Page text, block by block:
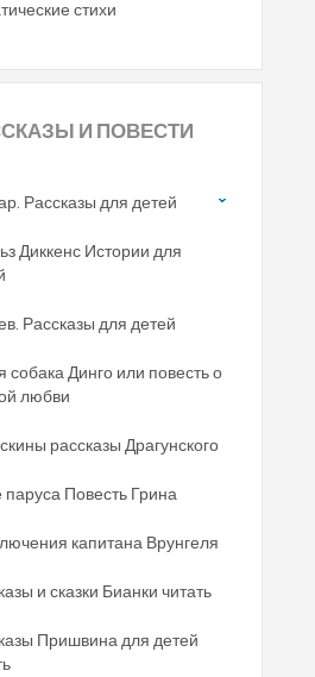
стихи
И ПОВЕСТИ
Рассказы для детей
Диккенс Истории для
Рассказы для детей
собака Динго или повесть о
любви
рассказы Драгунского
Повесть Грина
капитана Врунгеля
и сказки Бианки читать
Пришвина для детей